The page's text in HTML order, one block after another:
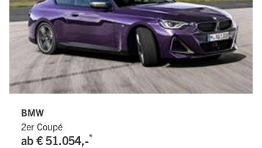
BMW
2er Coupé
ab € 51.054,-*